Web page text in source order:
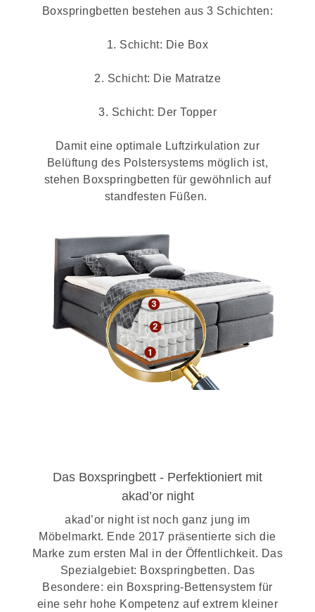
Boxspringbetten bestehen aus 3 Schichten:
1. Schicht: Die Box
2. Schicht: Die Matratze
3. Schicht: Der Topper
Damit eine optimale Luftzirkulation zur
Belüftung des Polstersystems möglich ist,
stehen Boxspringbetten für gewöhnlich auf
standfesten Füßen.
Das Boxspringbett - Perfektioniert mit
akad’or night
akad’or night ist noch ganz jung im
Möbelmarkt. Ende 2017 präsentierte sich die
Marke zum ersten Mal in der Öffentlichkeit. Das
Spezialgebiet: Boxspringbetten. Das
Besondere: ein Boxspring-Bettensystem für
eine sehr hohe Kompetenz auf extrem kleiner